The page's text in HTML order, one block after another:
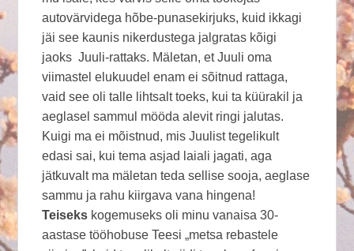
autovärvidega hõbe-punasekirjuks, kuid ikkagi
jäi see kaunis nikerdustega jalgratas kõigi
jaoks Juuli-rattaks. Mäletan, et Juuli oma
viimastel elukuudel enam ei sõitnud rattaga,
vaid see oli talle lihtsalt toeks, kui ta küürakil ja
aeglasel sammul mööda alevit ringi jalutas.
Kuigi ma ei mõistnud, mis Juulist tegelikult
edasi sai, kui tema asjad laiali jagati, aga
jätkuvalt ma mäletan teda sellise sooja, aeglase
sammu ja rahu kiirgava vana hingena!
Teiseks kogemuseks oli minu vanaisa 30-
aastase tööhobuse Teesi „metsa rebastele